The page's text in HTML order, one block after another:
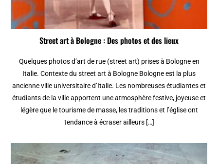
Street art à Bologne : Des photos et des lieux
Quelques photos d’art de rue (street art) prises à Bologne en
Italie. Contexte du street art à Bologne Bologne est la plus
ancienne ville universitaire d’Italie. Les nombreuses étudiantes et
étudiants de la ville apportent une atmosphère festive, joyeuse et
légère que le tourisme de masse, les traditions et l’église ont
tendance à écraser ailleurs […]